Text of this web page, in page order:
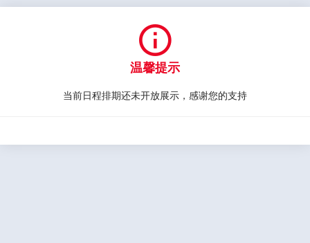

温馨提示
当前日程排期还未开放展示，感谢您的支持